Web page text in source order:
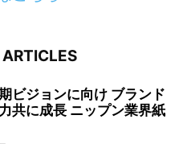
ビジョンに向け ブランド
共に成長 ニップン業界紙